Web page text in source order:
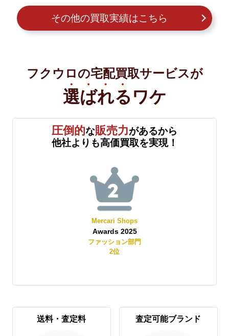
その他の買取実績はこちら
フクウロの宅配買取サービスが
選ばれる ワケ
圧倒的な販売力があるから
他社よりも高価買取を実現！
Mercari Shops
Awards 2025
ファッション部門
2位
送料・査定料 査定可能ブランド